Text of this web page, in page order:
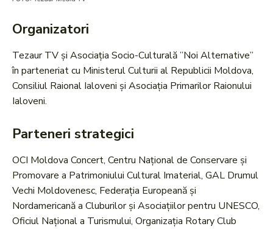
Organizatori
Tezaur TV și Asociația Socio-Culturală ”Noi Alternative”
în parteneriat cu Ministerul Culturii al Republicii Moldova,
Consiliul Raional Ialoveni și Asociația Primarilor Raionului
Ialoveni.
Parteneri strategici
OCI Moldova Concert, Centru Național de Conservare și
Promovare a Patrimoniului Cultural Imaterial, GAL Drumul
Vechi Moldovenesc, Federația Europeană și
Nordamericană a Cluburilor și Asociațiilor pentru UNESCO,
Oficiul Național a Turismului, Organizația Rotary Club